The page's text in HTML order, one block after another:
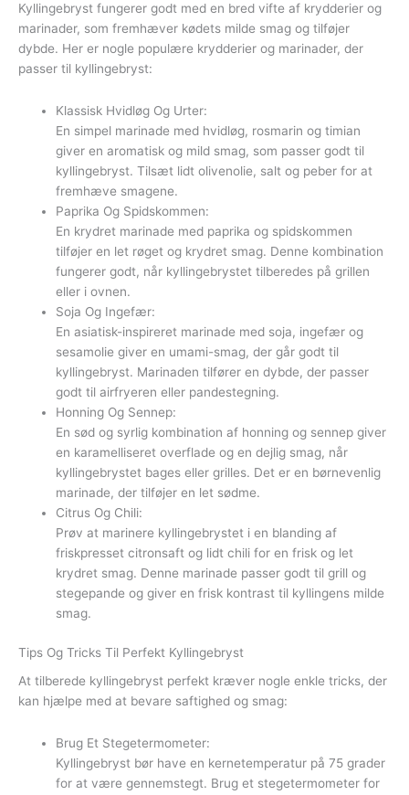
Kyllingebryst fungerer godt med en bred vifte af krydderier og
marinader, som fremhæver kødets milde smag og tilføjer
dybde. Her er nogle populære krydderier og marinader, der
passer til kyllingebryst:
Klassisk Hvidløg Og Urter:
En simpel marinade med hvidløg, rosmarin og timian
giver en aromatisk og mild smag, som passer godt til
kyllingebryst. Tilsæt lidt olivenolie, salt og peber for at
fremhæve smagene.
Paprika Og Spidskommen:
En krydret marinade med paprika og spidskommen
tilføjer en let røget og krydret smag. Denne kombination
fungerer godt, når kyllingebrystet tilberedes på grillen
eller i ovnen.
Soja Og Ingefær:
En asiatisk-inspireret marinade med soja, ingefær og
sesamolie giver en umami-smag, der går godt til
kyllingebryst. Marinaden tilfører en dybde, der passer
godt til airfryeren eller pandestegning.
Honning Og Sennep:
En sød og syrlig kombination af honning og sennep giver
en karamelliseret overflade og en dejlig smag, når
kyllingebrystet bages eller grilles. Det er en børnevenlig
marinade, der tilføjer en let sødme.
Citrus Og Chili:
Prøv at marinere kyllingebrystet i en blanding af
friskpresset citronsaft og lidt chili for en frisk og let
krydret smag. Denne marinade passer godt til grill og
stegepande og giver en frisk kontrast til kyllingens milde
smag.
Tips Og Tricks Til Perfekt Kyllingebryst
At tilberede kyllingebryst perfekt kræver nogle enkle tricks, der
kan hjælpe med at bevare saftighed og smag:
Brug Et Stegetermometer:
Kyllingebryst bør have en kernetemperatur på 75 grader
for at være gennemstegt. Brug et stegetermometer for